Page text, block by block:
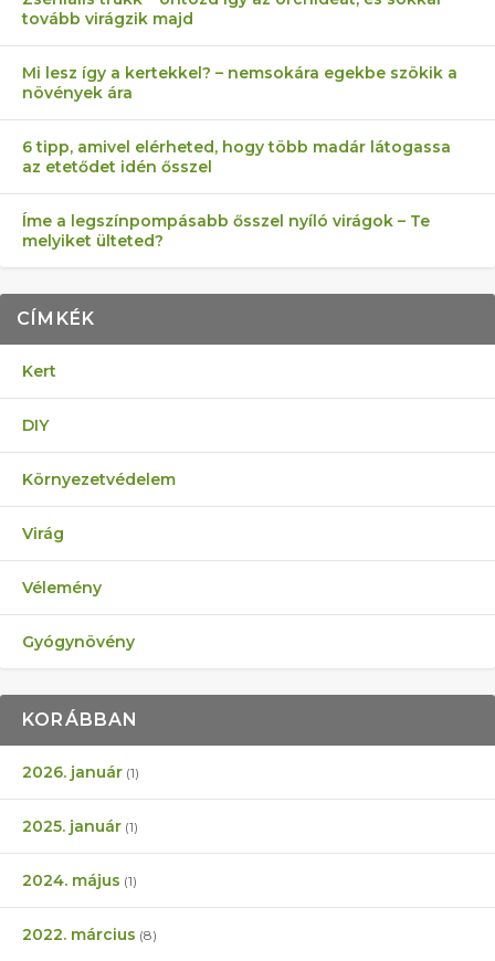
tovább virágzik majd
Mi lesz így a kertekkel? – nemsokára egekbe szökik a
növények ára
6 tipp, amivel elérheted, hogy több madár látogassa
az etetődet idén ősszel
Íme a legszínpompásabb ősszel nyíló virágok – Te
melyiket ülteted?
CÍMKÉK
Kert
DIY
Környezetvédelem
Virág
Vélemény
Gyógynövény
KORÁBBAN
2026. január (1)
2025. január (1)
2024. május (1)
2022. március (8)